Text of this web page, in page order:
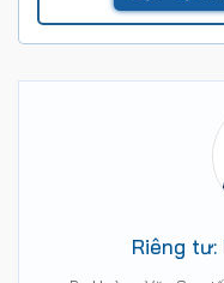
Riêng tư: